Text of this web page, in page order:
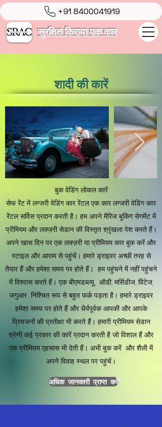
सुरक्षित किराया एक कार
+91 8400041919
शादी की कारें
बुक वेडिंग लोकल कारें
सेफ रेंट में लग्जरी वेडिंग कार रेंटल एक कार लग्जरी वेडिंग कार
रेंटल सर्विस प्रदान करती है। हम अपने मैरिज बुकिंग सेगमेंट में
प्रीमियम और लक्ज़री सेडान की विस्तृत श्रृंखला पेश करते हैं।
अपने खास दिन पर एक लक्ज़री या प्रीमियम कार बुक करें और
स्टाइल और आराम से पहुंचें। हमारे ड्राइवर अच्छी तरह से
तैयार हैं और हमेशा समय पर होते हैं। हम पहुंचने में नहीं पहुंचने
में विश्वास करते हैं। एक बीएमडब्ल्यू, ऑडी, मर्सिडीज, विंटेज,
जगुआर निश्चित रूप से बहुत फर्क पड़ता है। हमारे ड्राइवर
हमेशा समय पर होते हैं और धैर्यपूर्वक आपकी और आपके
प्रियजनों की प्रतीक्षा भी करते हैं। हमारी प्रीमियम सेडान
श्रेणी कई प्रकार की कारें प्रदान करती है जो विशाल हैं और
एक प्रीमियम एहसास भी देती हैं। अभी बुक करें और शैली में
अपने विवाह स्थल पर पहुंचें।
अधिक जानकारी प्राप्त करें